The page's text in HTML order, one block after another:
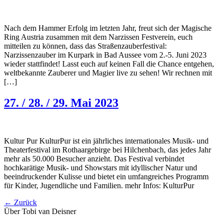
Nach dem Hammer Erfolg im letzten Jahr, freut sich der Magische
Ring Austria zusammen mit dem Narzissen Festverein, euch
mitteilen zu können, dass das Straßenzauberfestival:
Narzissenzauber im Kurpark in Bad Aussee vom 2.-5. Juni 2023
wieder stattfindet! Lasst euch auf keinen Fall die Chance entgehen,
weltbekannte Zauberer und Magier live zu sehen! Wir rechnen mit
[…]
27. / 28. / 29. Mai 2023
Kultur Pur KulturPur ist ein jährliches internationales Musik- und
Theaterfestival im Rothaargebirge bei Hilchenbach, das jedes Jahr
mehr als 50.000 Besucher anzieht. Das Festival verbindet
hochkarätige Musik- und Showstars mit idyllischer Natur und
beeindruckender Kulisse und bietet ein umfangreiches Programm
für Kinder, Jugendliche und Familien. mehr Infos: KulturPur
← Zurück
Über Tobi van Deisner